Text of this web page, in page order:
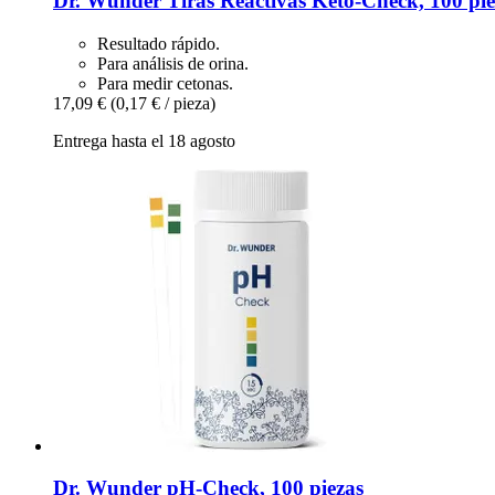
Resultado rápido.
Para análisis de orina.
Para medir cetonas.
17,09 € (0,17 € / pieza)
Entrega hasta el 18 agosto
Dr. Wunder pH-​Check, 100 piezas